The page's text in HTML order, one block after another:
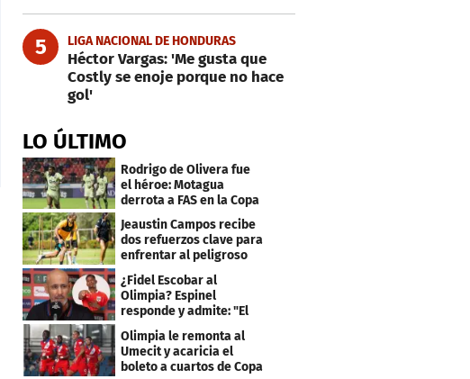
5 LIGA NACIONAL DE HONDURAS
Héctor Vargas: 'Me gusta que
Costly se enoje porque no hace
gol'
LO ÚLTIMO
Rodrigo de Olivera fue
el héroe: Motagua
derrota a FAS en la Copa
Centroamericana
Jeaustin Campos recibe
dos refuerzos clave para
enfrentar al peligroso
Génesis FC
¿Fidel Escobar al
Olimpia? Espinel
responde y admite: "El
resultado fue corto"
Olimpia le remonta al
Umecit y acaricia el
boleto a cuartos de Copa